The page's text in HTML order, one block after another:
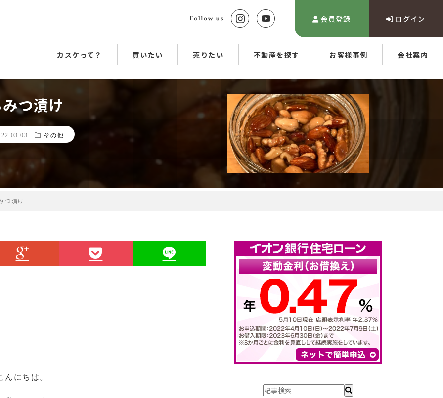
会員登録 ログイン
カスケって？ 買いたい 売りたい 不動産を探す お客様事例 会社案内
つ漬け
その他
つ漬け
んにちは。